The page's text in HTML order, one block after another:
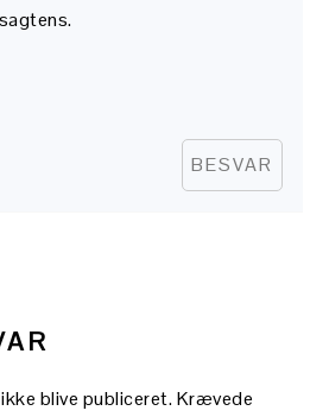
BESVAR
blive publiceret.Krævede